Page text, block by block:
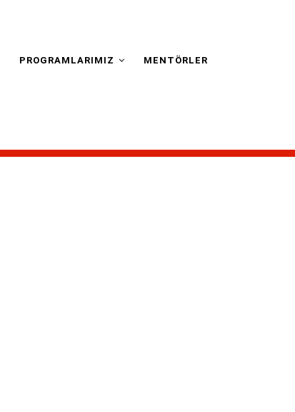
PROGRAMLARIMIZ MENTÖRLER